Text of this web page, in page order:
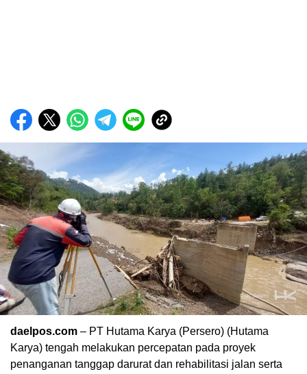
daelpos.com – PT Hutama Karya (Persero) (Hutama
Karya) tengah melakukan percepatan pada proyek
penanganan tanggap darurat dan rehabilitasi jalan serta